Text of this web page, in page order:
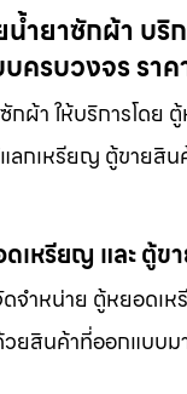
ำยาซักผ้า บริ
ครบวงจร รา
ผ้า ให้บริการโดย
ลกเหรียญ ตู้ขายสิ
เหรียญ และ ตู้ข
จำหน่าย ตู้หยอดเ
วยสินค้าที่ออกแบบ